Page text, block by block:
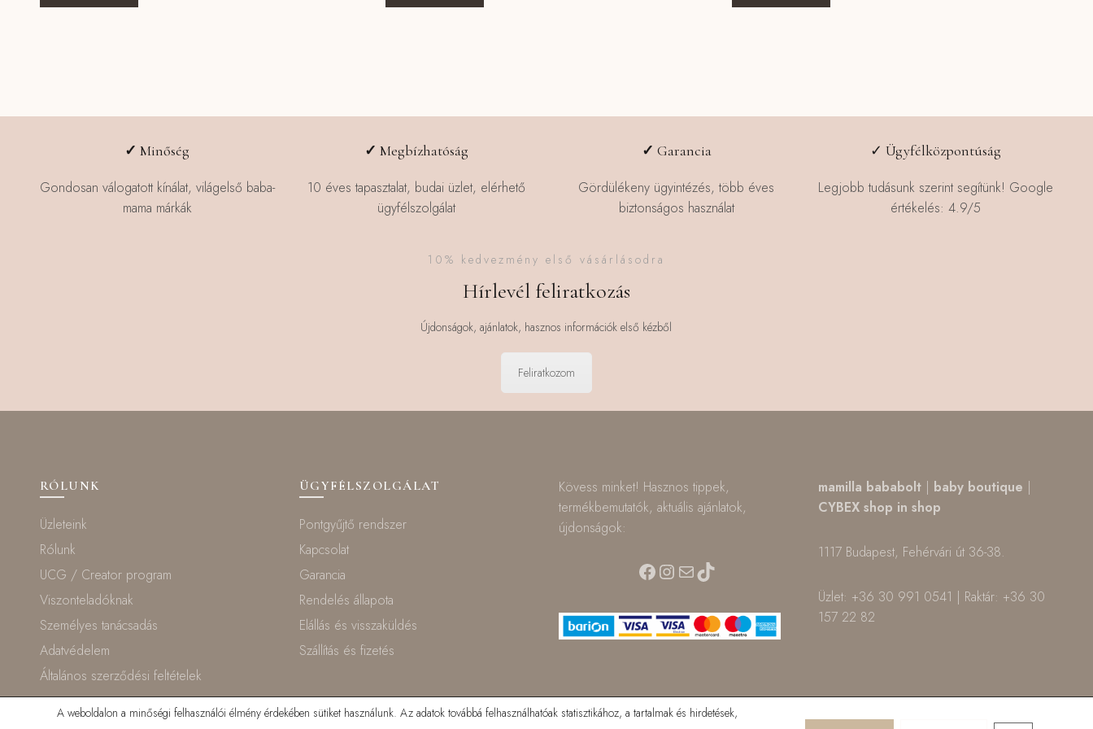
a
termékoldalon
választhatók
ki
választhatók
termékoldalon
választhatók
✓Minőség
Gondosan válogatott kínálat, világelső baba-
mama márkák
✓Megbízhatóság
10 éves tapasztalat, budai üzlet, elérhető
ügyfélszolgálat
✓ Garancia
Gördülékeny ügyintézés, több éves
biztonságos használat
✓ Ügyfélközpontúság
Legjobb tudásunk szerint segítünk! Google
értékelés: 4.9/5
10% kedvezmény első vásárlásodra
Hírlevél feliratkozás
Újdonságok, ajánlatok, hasznos információk első kézből
Feliratkozom
RÓLUNK
Üzleteink
Rólunk
UCG / Creator program
Viszonteladóknak
Személyes tanácsadás
Adatvédelem
Általános szerződési feltételek
ÜGYFÉLSZOLGÁLAT
Pontgyűjtő rendszer
Kapcsolat
Garancia
Rendelés állapota
Elállás és visszaküldés
Szállítás és fizetés
Kövess minket! Hasznos tippek,
termékbemutatók, aktuális ajánlatok,
újdonságok:
Facebook
Instagram
MailTikTok
mamilla bababolt | baby boutique |
CYBEX shop in shop
1117 Budapest, Fehérvári út 36-38.
Üzlet: +36 30 991 0541 | Raktár: +36 30
157 22 82
A weboldalon a minőségi felhasználói élmény érdekében sütiket használunk. Az adatok továbbá felhasználhatóak statisztikához, a tartalmak és hirdetések,